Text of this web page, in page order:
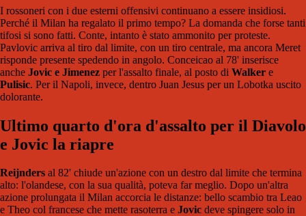
I rossoneri con i due esterni offensivi continuano a essere insidiosi.
Perché il Milan ha regalato il primo tempo? La domanda che forse tanti
tifosi si sono fatti. Conte, intanto è stato ammonito per proteste.
Pavlovic arriva al tiro dal limite, con un tiro centrale, ma ancora Meret
risponde presente spedendo in angolo. Conceicao al 78' inserisce
anche Jovic e Jimenez per l'assalto finale, al posto di Walker e
Pulisic. Per il Napoli, invece, dentro Juan Jesus per un Lobotka uscito
dolorante.
Ultimo quarto d'ora d'assalto per il Diavolo
e Jovic la riapre
Reijnders al 82' chiude un'azione con un destro dal limite che termina
alto: l'olandese, con la sua qualità, poteva far meglio. Dopo un'altra
azione prolungata il Milan accorcia le distanze: bello scambio tra Leao
e Theo col francese che mette rasoterra e Jovic deve spingere solo in